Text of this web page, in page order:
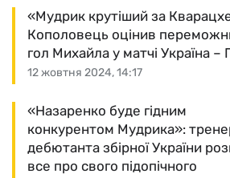
12 жовтня 2024, 14:17
«Мудрик крутіший за
Кополовець оцінив
гол Михайла у матчі Україна –
«Назаренко буде гідним
конкурентом Мудрика»:
дебютанта збірної України
все про свого підопічного